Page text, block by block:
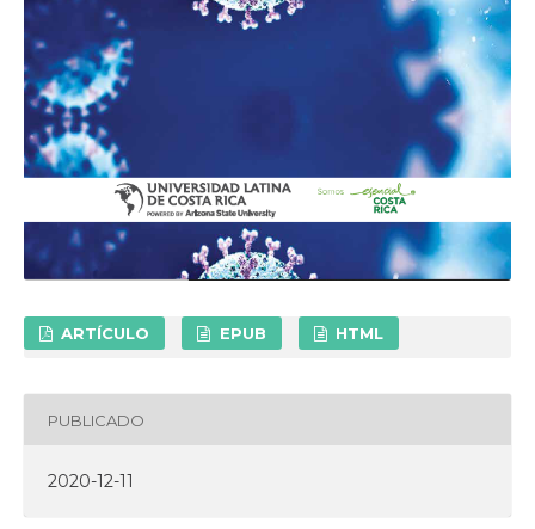
ARTÍCULO EPUB HTML
PUBLICADO
2020-12-11